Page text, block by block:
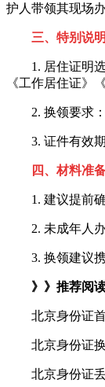
护人带领其现场
三、特别说明
1. 居住证明选
《工作居住证》
2. 换领要求：
3. 证件有效期
四、材料准
1. 建议提前确
2. 未成年人办
3. 换领建议携
》》推荐阅读
北京身份证首
北京身份证换
北京身份证丢